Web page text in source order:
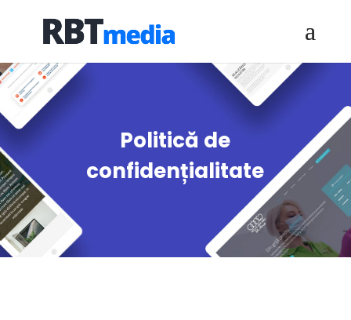
Politică de
confidențialitate